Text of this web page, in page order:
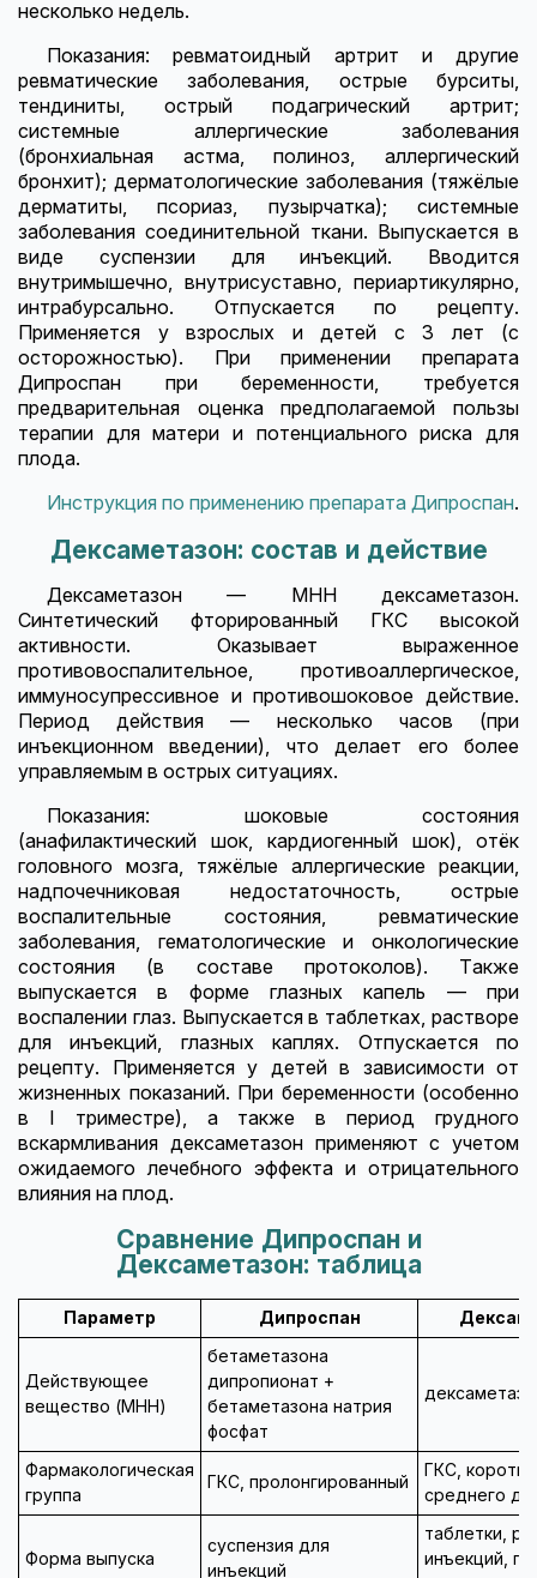
несколько недель.
Показания: ревматоидный артрит и другие
ревматические заболевания, острые бурситы,
тендиниты, острый подагрический артрит;
системные аллергические заболевания
(бронхиальная астма, полиноз, аллергический
бронхит); дерматологические заболевания (тяжёлые
дерматиты, псориаз, пузырчатка); системные
заболевания соединительной ткани. Выпускается в
виде суспензии для инъекций. Вводится
внутримышечно, внутрисуставно, периартикулярно,
интрабурсально. Отпускается по рецепту.
Применяется у взрослых и детей с 3 лет (с
осторожностью). При применении препарата
Дипроспан при беременности, требуется
предварительная оценка предполагаемой пользы
терапии для матери и потенциального риска для
плода.
Инструкция по применению препарата Дипроспан.
Дексаметазон: состав и действие
Дексаметазон — МНН дексаметазон.
Синтетический фторированный ГКС высокой
активности. Оказывает выраженное
противовоспалительное, противоаллергическое,
иммуносупрессивное и противошоковое действие.
Период действия — несколько часов (при
инъекционном введении), что делает его более
управляемым в острых ситуациях.
Показания: шоковые состояния
(анафилактический шок, кардиогенный шок), отёк
головного мозга, тяжёлые аллергические реакции,
надпочечниковая недостаточность, острые
воспалительные состояния, ревматические
заболевания, гематологические и онкологические
состояния (в составе протоколов). Также
выпускается в форме глазных капель — при
воспалении глаз. Выпускается в таблетках, растворе
для инъекций, глазных каплях. Отпускается по
рецепту. Применяется у детей в зависимости от
жизненных показаний. При беременности (особенно
в I триместре), а также в период грудного
вскармливания дексаметазон применяют с учетом
ожидаемого лечебного эффекта и отрицательного
влияния на плод.
Сравнение Дипроспан и
Дексаметазон: таблица
Параметр Дипроспан
Действующее
вещество (МНН)
бетаметазона
дипропионат +
бетаметазона натрия
фосфат
Фармакологическая
группа
ГКС, пролонгированный
ГКС,
среднего
Форма выпуска
суспензия для
инъекций
таблетки,
инъекций,